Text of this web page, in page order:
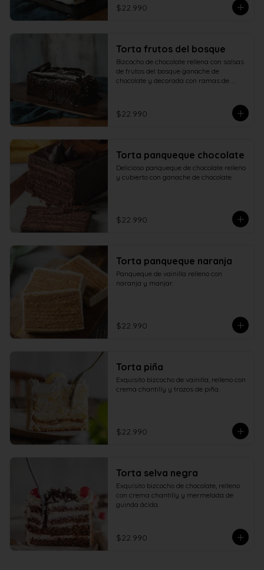
$22.990
Torta frutos del bosque
Bizcocho de chocolate rellena con salsas
de frutos del bosque ganache de
chocolate y decorada con ramas de
$22.990
Torta panqueque chocolate
Delicioso panqueque de chocolate relleno
y cubierto con ganache de chocolate.
$22.990
Torta panqueque naranja
Panqueque de vainilla relleno con
naranja y manjar.
$22.990
Torta piña
Exquisito bizcocho de vainilla, relleno con
crema chantilly y trozos de piña.
$22.990
Torta selva negra
Exquisito bizcocho de chocolate, relleno
con crema chantilly y mermelada de
guinda ácida.
$22.990